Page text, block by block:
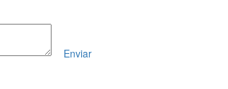
Enviar